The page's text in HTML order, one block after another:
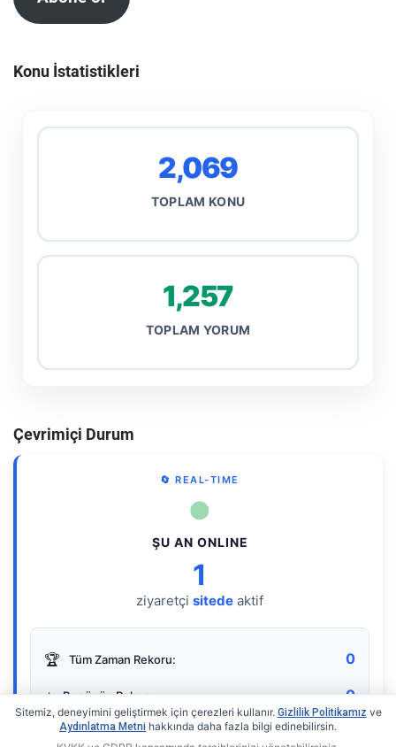
Konu İstatistikleri
2,069
TOPLAM KONU
1,257
TOPLAM YORUM
Çevrimiçi Durum
🔄 REAL-TIME
●
ŞU AN ONLINE
1
ziyaretçi sitede aktif
🏆 Tüm Zaman Rekoru: 0
⭐ Bugünün Rekoru: 0
Sitemiz, deneyimini geliştirmek için çerezleri kullanır. Gizlilik Politikamız ve
Aydınlatma Metni hakkında daha fazla bilgi edinebilirsin.